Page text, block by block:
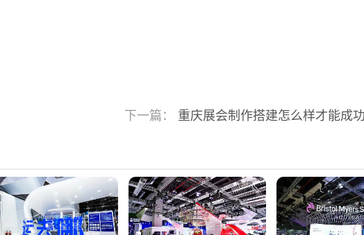
下一篇： 重庆展会制作搭建怎么样才能成功